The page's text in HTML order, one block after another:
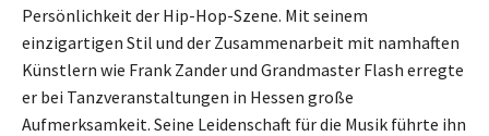
Persönlichkeit der Hip-Hop-Szene. Mit seinem
einzigartigen Stil und der Zusammenarbeit mit namhaften
Künstlern wie Frank Zander und Grandmaster Flash erregte
er bei Tanzveranstaltungen in Hessen große
Aufmerksamkeit. Seine Leidenschaft für die Musik führte ihn